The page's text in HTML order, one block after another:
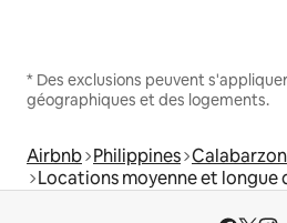
* Des exclusions peuvent
géographiques et des logements.
Airbnb Philippines Calabarzon
Locations moyenne et longue